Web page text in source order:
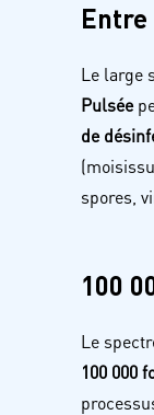
Entre
Le large
Pulsée
de
spores,
100
Le
100 000